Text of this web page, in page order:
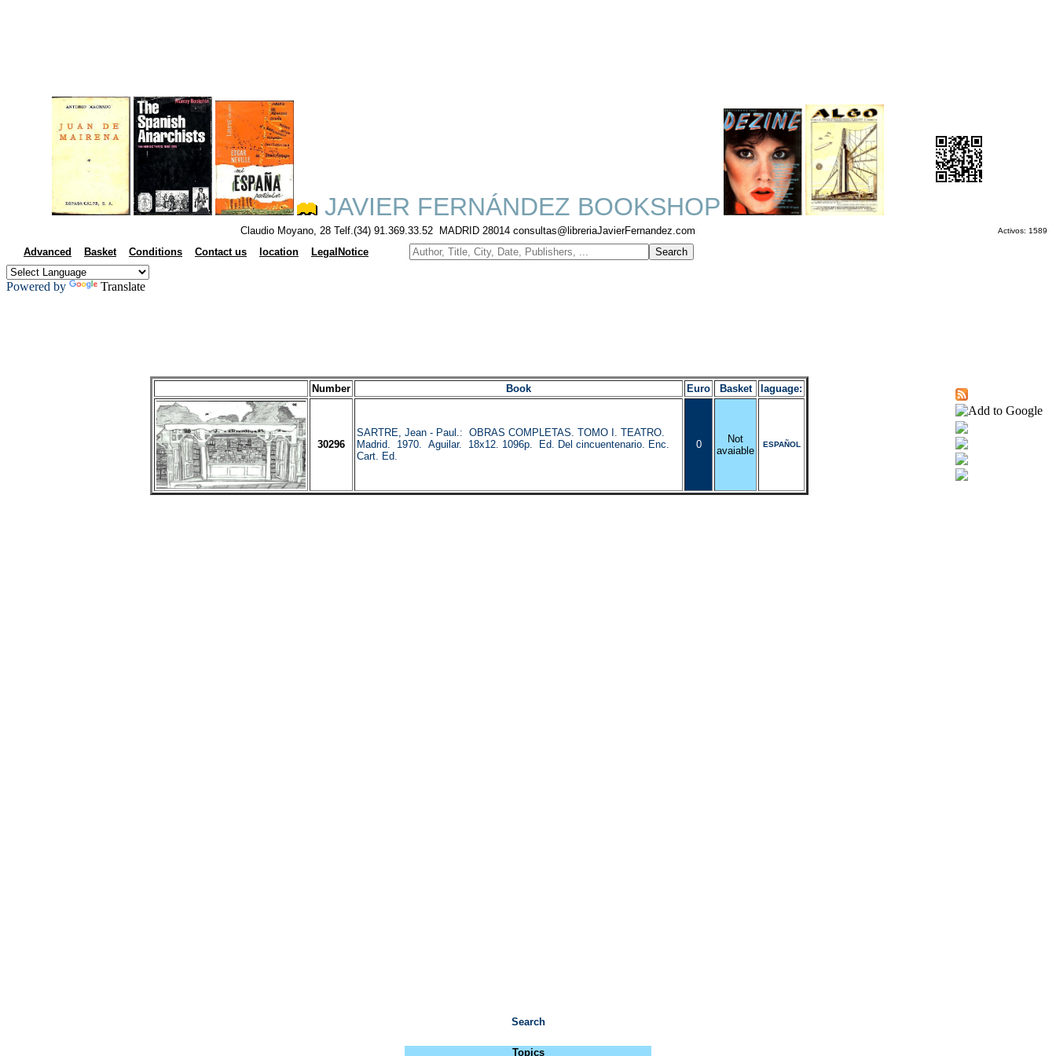
JAVIER FERNÁNDEZ BOOKSHOP
Claudio Moyano, 28 Telf.(34) 91.369.33.52 MADRID 28014 consultas@libreriaJavierFernandez.com Activos: 1589
Advanced Basket Conditions Contact us location LegalNotice
Powered by Translate
Number Book Euro Basket laguage:
30296
SARTRE, Jean - Paul.: OBRAS COMPLETAS. TOMO I. TEATRO.
Madrid. 1970. Aguilar. 18x12. 1096p. Ed. Del cincuentenario. Enc.
Cart. Ed.
0
Not
avaiable
ESPAÑOL
Search
Topics